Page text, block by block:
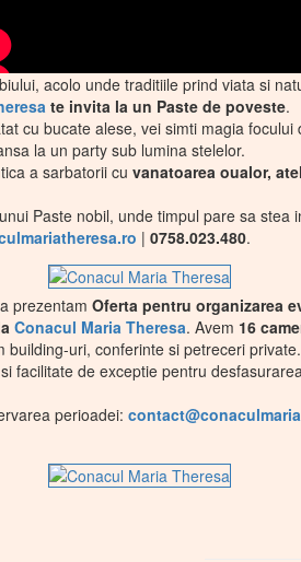
acolo unde traditiile prind viata si
te invita la un Paste de poveste.
cu bucate alese, vei simti magia
la un party sub lumina stelelor.
a sarbatorii cu vanatoarea oualor,
Paste nobil, unde timpul pare sa stea
| 0758.023.480.
prezentam Oferta pentru organizarea
Conacul Maria Theresa. Avem 16
building-uri, conferinte si petreceri
facilitate de exceptie pentru
perioadei: